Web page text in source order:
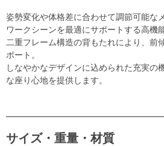
姿勢変化や体格差に合わせて調節可能な
ワークシーンを最適にサポートする高機
二重フレーム構造の背もたれにより、前
ポート。
しなやかなデザインに込められた充実の
な座り心地を提供します。
サイズ・重量・材質